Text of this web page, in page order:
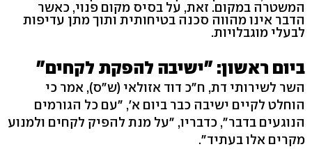
המשטרה במקום. זאת, על בסיס מקום פנוי, כאשר
הדבר אינו מהווה סכנה בטיחותית ותוך מתן עדיפות
לבעלי מוגבלויות.
ביום ראשון: "ישיבה להפקת לקחים"
השר לשירותי דת, ח"כ דוד אזולאי (ש"ס), אמר כי
הוחלט לקיים ישיבה כבר ביום א', "עם כל הגורמים
הנוגעים בדבר", כדבריו, "על מנת להפיק לקחים ולמנוע
מקרים אלו בעתיד".